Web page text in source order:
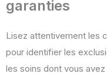
garanties
Lisez attentivement les
pour identifier les
les soins dont vous